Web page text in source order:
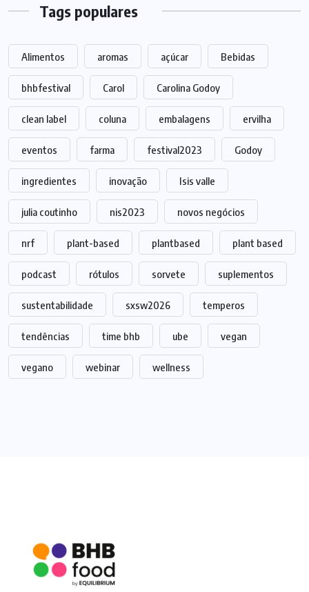
Tags populares
Alimentos aromas açúcar Bebidas
bhbfestival Carol Carolina Godoy
clean label coluna embalagens ervilha
eventos farma festival2023 Godoy
ingredientes inovação Isis valle
julia coutinho nis2023 novos negócios
nrf plant-based plantbased plant based
podcast rótulos sorvete suplementos
sustentabilidade sxsw2026 temperos
tendências time bhb ube vegan
vegano webinar wellness